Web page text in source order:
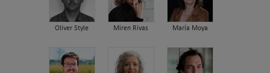
Oliver Style Miren Rivas María Moya